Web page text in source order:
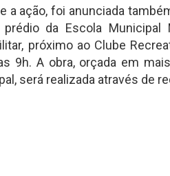
a ação, foi anunciada
da Escola Municipal
próximo ao Clube
9h. A obra, orçada em
será realizada através de